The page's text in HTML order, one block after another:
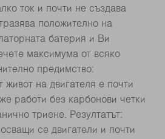
ток и почти не създава
положително на
батерия и Ви
максимума от всяко
предимство:
живот на двигателя е почти
работи без карбонови четки
триене. Резултатът:
се двигатели и почти